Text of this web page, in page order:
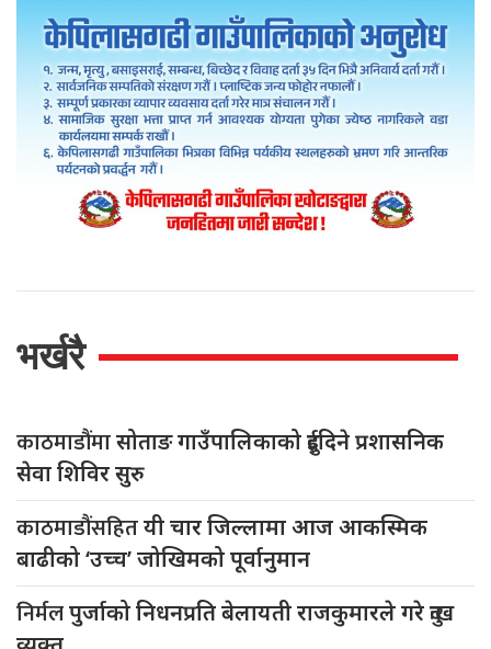
भर्खरै
काठमाडौंमासोताङ गाउँपालिकाको दुईदिने प्रशासनिक
सेवा शिविर सुरु
काठमाडौंसहितयी चार जिल्लामा आज आकस्मिक
बाढीको ‘उच्च’ जोखिमको पूर्वानुमान
निर्मलपुर्जाको निधनप्रति बेलायती राजकुमारले गरे दुःख